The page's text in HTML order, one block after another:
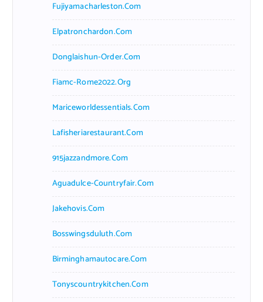
Fujiyamacharleston.com
Elpatronchardon.com
Donglaishun-Order.com
Fiamc-Rome2022.org
Mariceworldessentials.com
Lafisheriarestaurant.com
915jazzandmore.com
Aguadulce-Countryfair.com
Jakehovis.com
Bosswingsduluth.com
Birminghamautocare.com
Tonyscountrykitchen.com